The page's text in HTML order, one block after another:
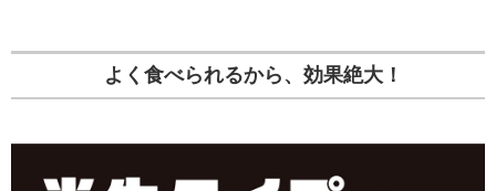
よく食べられるから、効果絶大！